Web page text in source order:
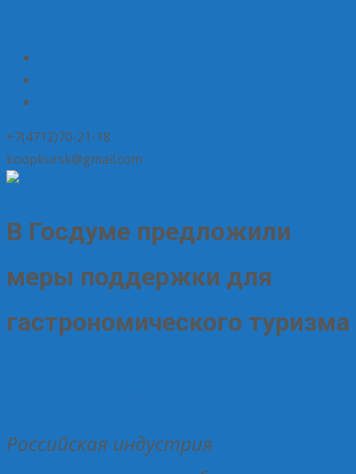
+7(4712)70-21-18
koopkursk@gmail.com
В Госдуме предложили
меры поддержки для
гастрономического туризма
Российская индустрия